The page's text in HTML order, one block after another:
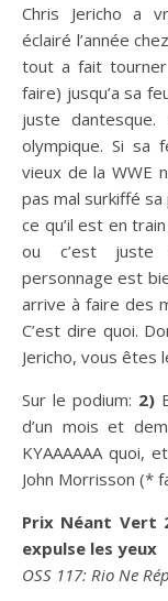
Chris Jericho a
éclairé l’année
tout a fait
faire) jusqu’a sa
juste
olympique. Si sa
vieux de la WWE
pas mal surkiffé
ce qu’il est en
ou c’est juste
personnage est
arrive à faire des
C’est dire quoi.
Jericho, vous êtes
Sur le podium: 2)
d’un mois et
KYAAAAAA quoi,
John Morrisson (*
Prix Néant Vert
expulse les yeux
OSS 117: Rio Ne